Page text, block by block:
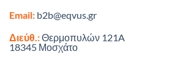
Email: b2b@eqvus.gr
Διεύθ.:Θερμοπυλών 121A
18345 Μοσχάτο